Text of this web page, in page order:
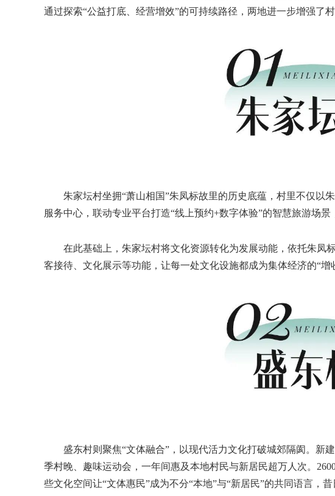
通过探索“公益打底、经营增效”的可持续路径，两地进一步增强了
朱家坛村坐拥“萧山相国”朱凤标故里的历史底蕴，村里不仅以
服务中心，联动专业平台打造“线上预约+数字体验”的智慧旅游场景
在此基础上，朱家坛村将文化资源转化为发展动能，依托朱凤
客接待、文化展示等功能，让每一处文化设施都成为集体经济的“增
盛东村则聚焦“文体融合”，以现代活力文化打破城郊隔阂。新建
季村晚、趣味运动会，一年间惠及本地村民与新居民超万人次。
些文化空间让“文体惠民”成为不分“本地”与“新居民”的共同语言，